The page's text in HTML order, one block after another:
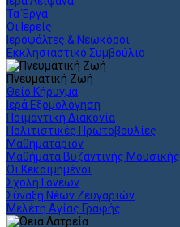
Τα Έργα
Οι Ιερείς
Ιεροψάλτες & Νεωκόροι
Εκκλησιαστικό Συμβούλιο
Πνευματική Ζωή
Θείο Κήρυγμα
Ιερά Εξομολόγηση
Ποιμαντική Διακονία
Πολιτιστικές Πρωτοβουλίες
Μαθηματάριον
Μαθήματα Βυζαντινής Μουσικής
Οι Κεκοιμημένοι
Σχολή Γονέων
Σύναξη Νέων Ζευγαριών
Μελέτη Αγίας Γραφής